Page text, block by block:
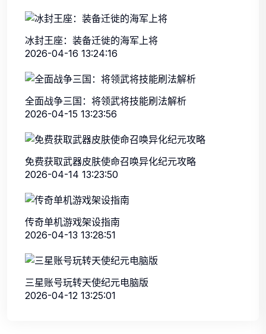
冰封王座：装备迁徙的海军上将
2026-04-16 13:24:16
全面战争三国：将领武将技能刷法解析
2026-04-15 13:23:56
免费获取武器皮肤使命召唤异化纪元攻略
2026-04-14 13:23:50
传奇单机游戏架设指南
2026-04-13 13:28:51
三星账号玩转天使纪元电脑版
2026-04-12 13:25:01